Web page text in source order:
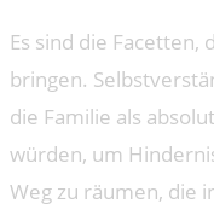
Es sind die Facetten,
bringen.
die Familie als
würden, um
Weg zu räumen, die